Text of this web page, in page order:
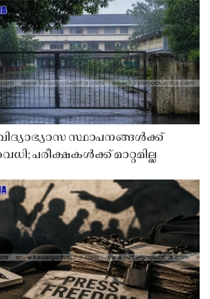
സ്ഥാപനങ്ങൾക്ക്
പരീക്ഷകൾക്ക് മാറ്റമില്ല